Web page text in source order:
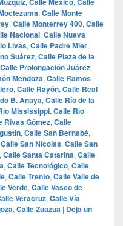
, Calle Monte
, Calle Monterrey 400, Calle
Nacional, Calle Nueva
Livas, Calle Padre Mier,
Suárez, Calle Plaza de la
Calle Prolongación Juárez,
Mendoza, Calle Ramos
, Calle Rayón, Calle Real
B. Anaya, Calle Río de la
Mississippi, Calle Río
Rivas Gómez, Calle
, Calle San Bernabé,
Calle San Nicolás, Calle San
, Calle Santa Catarina, Calle
, Calle Tecnológico, Calle
, Calle Trento, Calle Valle de
Verde, Calle Vasco de
Veracruz, Calle Vía
, Calle Zuazua | Deja un